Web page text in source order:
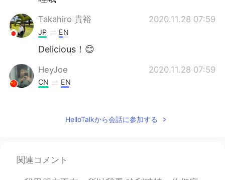
Takahiro 貴裕 2020.11.28 07:59
JP EN
Delicious！😊
HeyJoe 2020.11.28 07:59
CN EN
GLADYS 2020.11.28 07:58
HelloTalkから会話に参加する
関連コメント